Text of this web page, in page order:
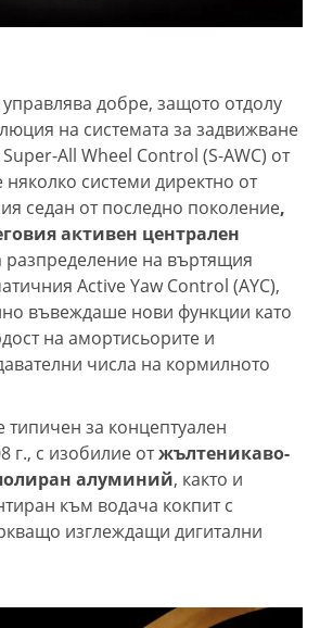
добре, защото отдолу
на системата за задвижване
All Wheel Control (S-AWC) от
системи директно от
седан от последно поколение,
активен централен
разпределение на въртящия
Active Yaw Control (AYC),
въвеждаше нови функции като
на амортисьорите и
числа на кормилното
за концептуален
г., с изобилие отжълтеникаво-
алуминий, както и
към водача кокпит с
изглеждащи дигитални